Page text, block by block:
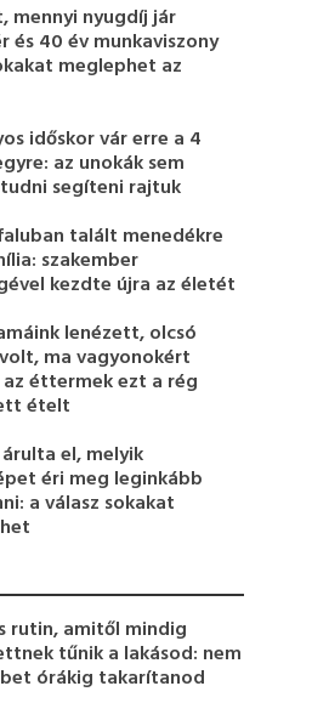
mennyi nyugdíj jár
és 40 év munkaviszony
meglephet az
időskor vár erre a 4
az unokák sem
segíteni rajtuk
talált menedékre
szakember
kezdte újra az életét
lenézett, olcsó
ma vagyonokért
éttermek ezt a rég
ételt
el, melyik
éri meg leginkább
a válasz sokakat
rutin, amitől mindig
tűnik a lakásod: nem
órákig takarítanod